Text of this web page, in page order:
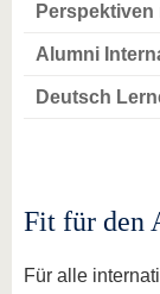
Alumni
Deutsch
Fit für den
Für alle